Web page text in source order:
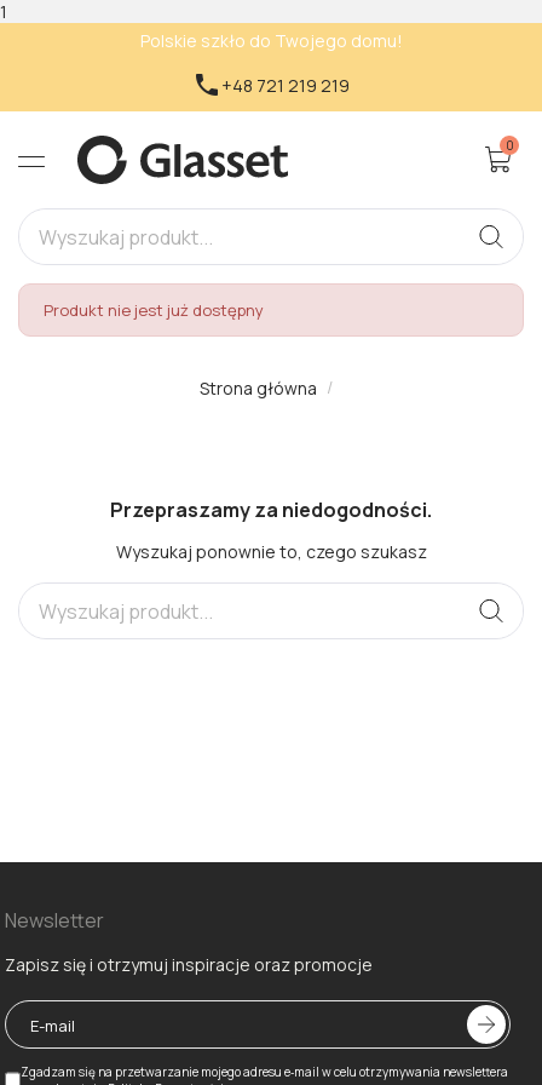
1
Polskie szkło do Twojego domu!
 +48 721 219 219
0
Produkt nie jest już dostępny
Strona główna
Przepraszamy za niedogodności.
Wyszukaj ponownie to, czego szukasz
Newsletter
Zapisz się i otrzymuj inspiracje oraz promocje
Zgadzam się na przetwarzanie mojego adresu e‑mail w celu otrzymywania newslettera